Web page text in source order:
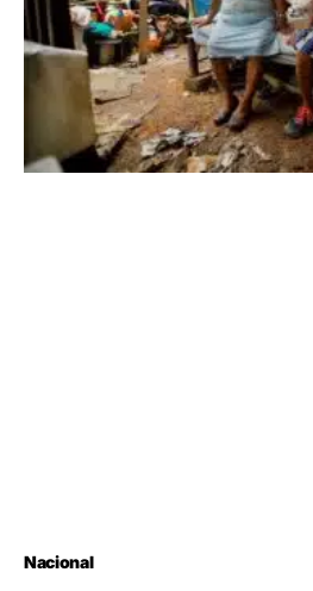
Nacional